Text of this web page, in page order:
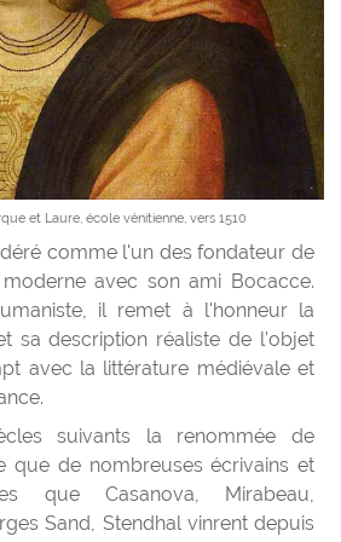
et Laure, école vénitienne, vers 1510
avec son ami Bocacce.
il remet à l'honneur la
sa description réaliste de l'objet
avec la littérature médiévale et
que de nombreuses écrivains et
que Casanova, Mirabeau,
Sand, Stendhal vinrent depuis